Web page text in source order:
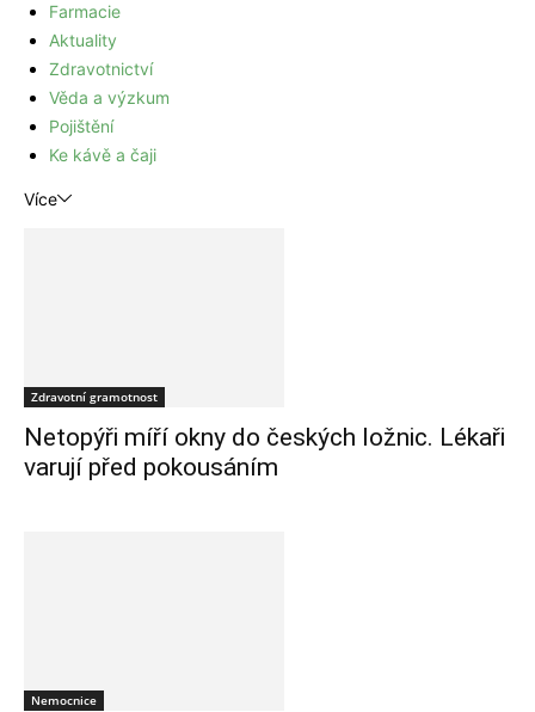
Farmacie
Aktuality
Zdravotnictví
Věda a výzkum
Pojištění
Ke kávě a čaji
Více
Zdravotní gramotnost
Netopýři míří okny do českých ložnic. Lékaři
varují před pokousáním
Nemocnice